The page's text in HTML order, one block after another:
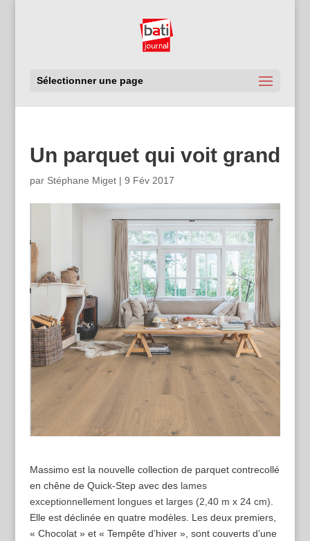
Sélectionner une page
Un parquet qui voit grand
par Stéphane Miget| 9 Fév 2017
Massimo est la nouvelle collection de parquet contrecollé
en chêne de Quick-Step avec des lames
exceptionnellement longues et larges (2,40 m x 24 cm).
Elle est déclinée en quatre modèles. Les deux premiers,
« Chocolat » et « Tempête d’hiver », sont couverts d’une